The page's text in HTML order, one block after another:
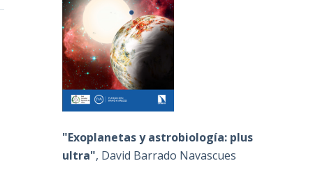
"Exoplanetas y astrobiología: plus
ultra", David Barrado Navascues